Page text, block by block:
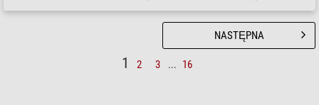
1 2 3 ... 16
NASTĘPNA